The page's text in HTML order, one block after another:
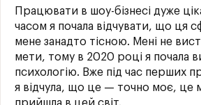
Працювати в шоу-бізнесі дуже
часом я почала відчувати, що ця
мене занадто тісною. Мені не
мети, тому в 2020 році я почала
психологію. Вже під час перших
я відчула, що це — точно моє, це